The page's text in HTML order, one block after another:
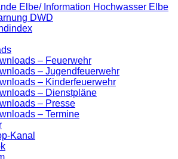
Elbe/ Information Hochwasser Elbe
DWD
– Feuerwehr
– Jugendfeuerwehr
– Kinderfeuerwehr
– Dienstpläne
– Presse
– Termine
Kanal